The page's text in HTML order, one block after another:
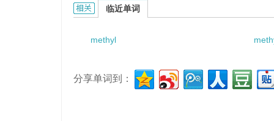
methylated spirit的相关资料：
临近单词
methyl
分享单词到：